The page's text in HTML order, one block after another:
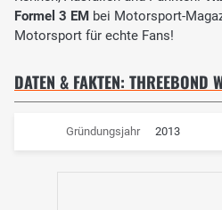
Formel 3 EM bei Motorsport-
Motorsport für echte Fans!
DATEN & FAKTEN: THREEBOND
Gründungsjahr 2013